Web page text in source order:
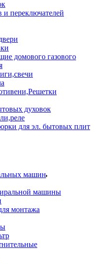
и переключателей
домового газового
духовок
для эл. бытовых плит
машин
машины
монтажа